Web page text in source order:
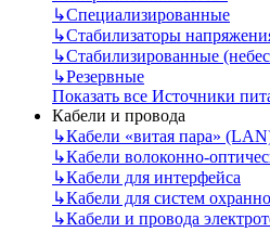
↳Специализированные
↳Стабилизаторы
↳Стабилизированные
↳Резервные
Показать все Источники
Кабели и провода
↳Кабели «витая пара»
↳Кабели волоконно-
↳Кабели для интерфейса
↳Кабели для систем
↳Кабели и провода